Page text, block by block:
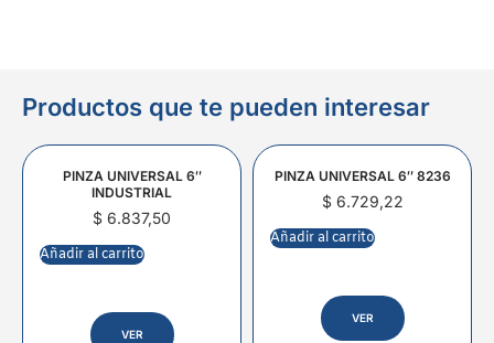
Productos que te pueden interesar
PINZA UNIVERSAL 6″
INDUSTRIAL
$ 6.837,50
Añadir al carrito
VER
PINZA UNIVERSAL 6″ 8236
$6.729,22
Añadir al carrito
VER